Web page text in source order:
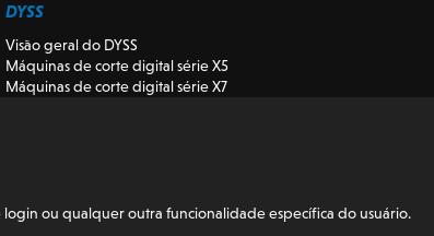
DYSS
Visão geral do DYSS
Máquinas de corte digital série X5
Máquinas de corte digital série X7
BLOGUE
login ou qualquer outra funcionalidade específica do usuário.